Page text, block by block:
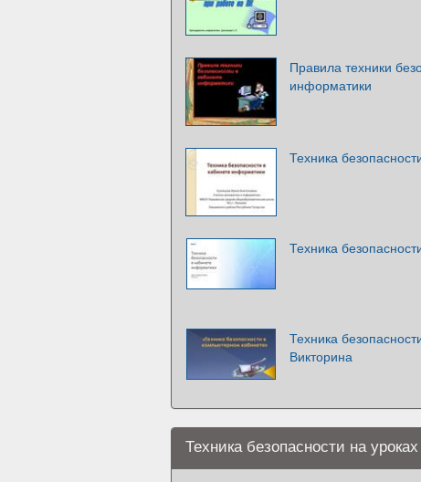
Правила техники
информатики
Техника
Техника
Техника
Викторина
Техника безопасности на